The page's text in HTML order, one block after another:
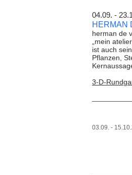
HERMAN
herman de
„mein
ist auch
Pflanzen,
3-D-Rund
03.09. -